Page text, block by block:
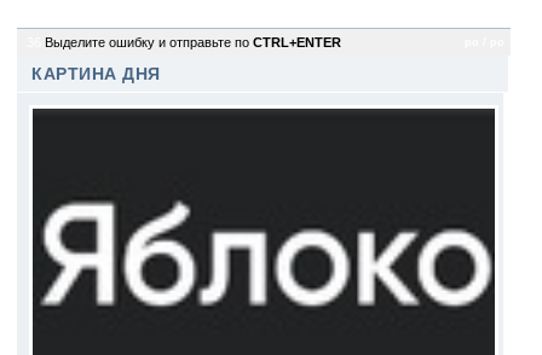
Выделите ошибку и отправьте по CTRL+ENTER
КАРТИНА ДНЯ